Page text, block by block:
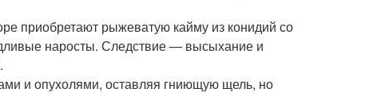
приобретают рыжеватую кайму из конидий со
наросты. Следствие — высыхание и
и опухолями, оставляя гниющую щель, но